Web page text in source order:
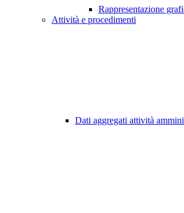
Rappresentazione
Attività e procedimenti
Dati aggregati attività